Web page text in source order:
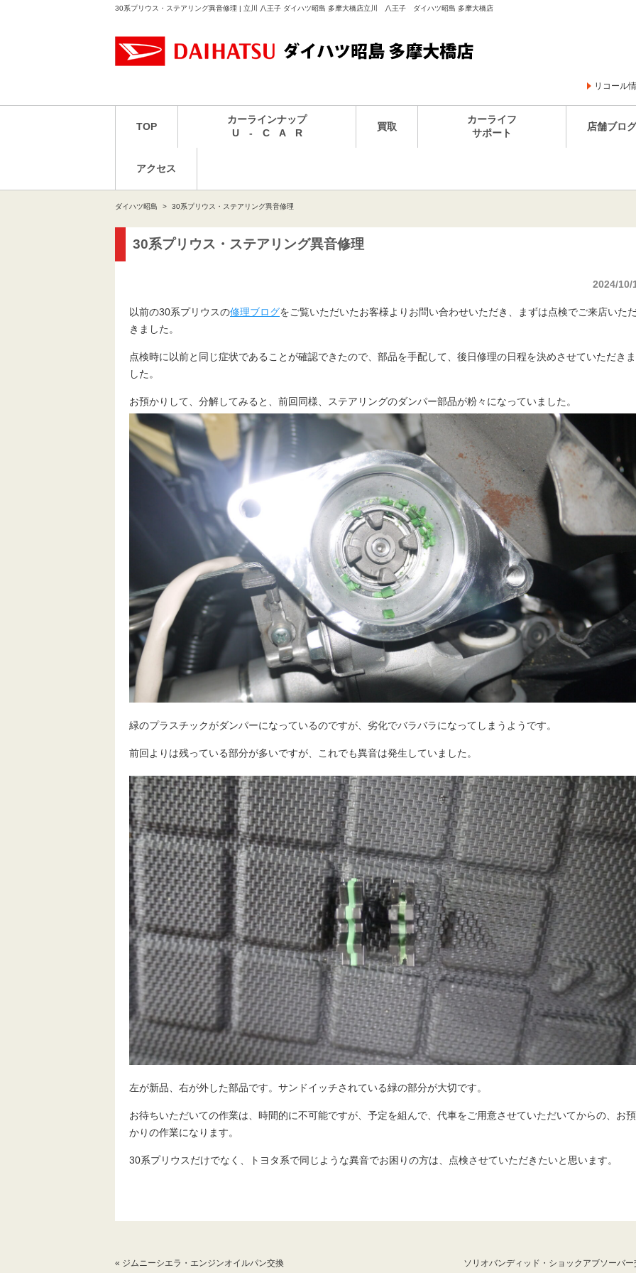
30系プリウス・ステアリング異音修理 | 立川 八王子 ダイハツ昭島 多摩大橋店立川 八王子 ダイハツ昭島 多摩大橋店
リコール
TOP
カーラインナップ
U - C A R
買取
カーライフ
サポート
店舗ブログ
アクセス
ダイハツ昭島 30系プリウス・ステアリング異音修理
30系プリウス・ステアリング異音修理
2024/10/
以前の30系プリウスの修理ブログをご覧いただいたお客様よりお問い合わせいただき、まずは点検でご来店いた
きました。
点検時に以前と同じ症状であることが確認できたので、部品を手配して、後日修理の日程を決めさせていただきま
した。
お預かりして、分解してみると、前回同様、ステアリングのダンパー部品が粉々になっていました。
緑のプラスチックがダンパーになっているのですが、劣化でバラバラになってしまうようです。
前回よりは残っている部分が多いですが、これでも異音は発生していました。
左が新品、右が外した部品です。サンドイッチされている緑の部分が大切です。
お待ちいただいての作業は、時間的に不可能ですが、予定を組んで、代車をご用意させていただいてからの、お預
かりの作業になります。
30系プリウスだけでなく、トヨタ系で同じような異音でお困りの方は、点検させていただきたいと思います。
« ジムニーシエラ・エンジンオイルパン交換 ソリオバンディッド・ショックアブソーバー